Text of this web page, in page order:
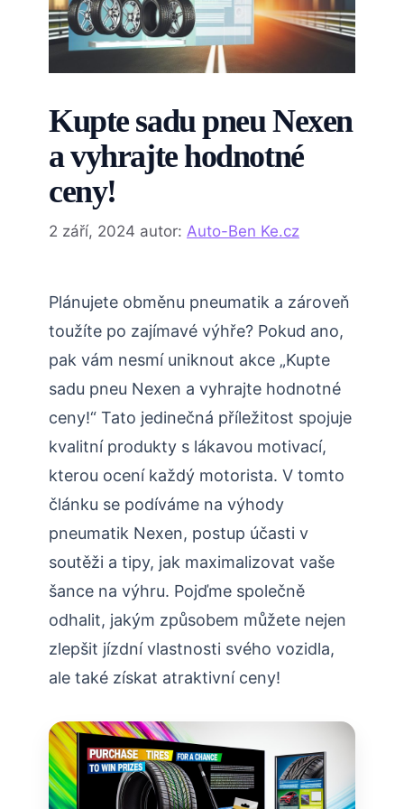
Kupte sadu pneu Nexen
a vyhrajte hodnotné
ceny!
2 září, 2024 autor: Auto-Ben Ke.cz
Plánujete obměnu pneumatik a zároveň
toužíte po zajímavé výhře? Pokud ano,
pak vám nesmí uniknout akce „Kupte
sadu pneu Nexen a vyhrajte hodnotné
ceny!“ Tato jedinečná příležitost spojuje
kvalitní produkty s lákavou motivací,
kterou ocení každý motorista. V tomto
článku se podíváme na výhody
pneumatik Nexen, postup účasti v
soutěži a tipy, jak maximalizovat vaše
šance na výhru. Pojďme společně
odhalit, jakým způsobem můžete nejen
zlepšit jízdní vlastnosti svého vozidla,
ale také získat atraktivní ceny!